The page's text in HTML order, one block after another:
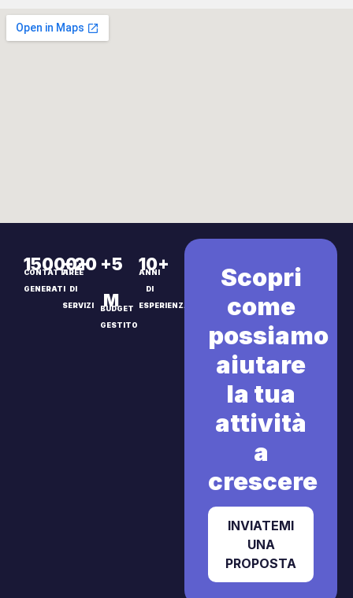
15000+
CONTATTI
GENERATI
+20
AREE
DI
SERVIZI
+5
M
BUDGET
GESTITO
10+
ANNI
DI
ESPERIENZA
Scopri
come
possiamo
aiutare
la tua
attività
a
crescere
INVIATEMI
UNA
PROPOSTA